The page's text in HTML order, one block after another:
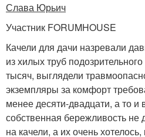
Слава Юрьич
Участник FORUMHOUSE
Качели для дачи назревали
из хилых труб
тысяч, выглядели
экземпляры за комфорт
менее десяти-двадцати, а то и
собственная бережливость не
на качели, а их очень